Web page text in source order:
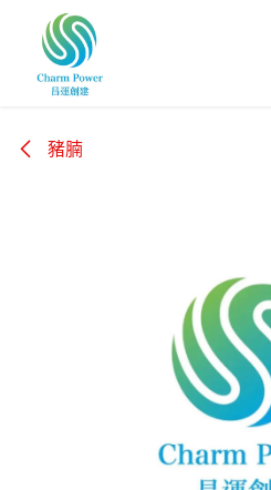
跳至內容
豬腩